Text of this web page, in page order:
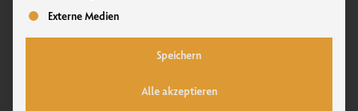
Externe Medien
Speichern
Alle akzeptieren